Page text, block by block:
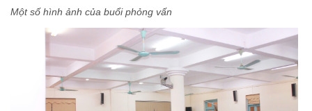
Một số hình ảnh của buổi phỏng vấn